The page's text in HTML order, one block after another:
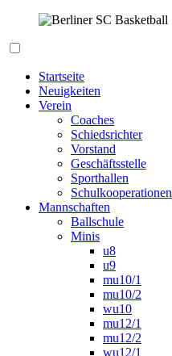
springen
Startseite
Neuigkeiten
Verein
Coaches
Schiedsrichter
Vorstand
Geschäftsstelle
Sporthallen
Schulkooperationen
Mannschaften
Ballschule
Minis
u8
u9
mu10/1
mu10/2
wu10
mu12/1
mu12/2
wu12/1